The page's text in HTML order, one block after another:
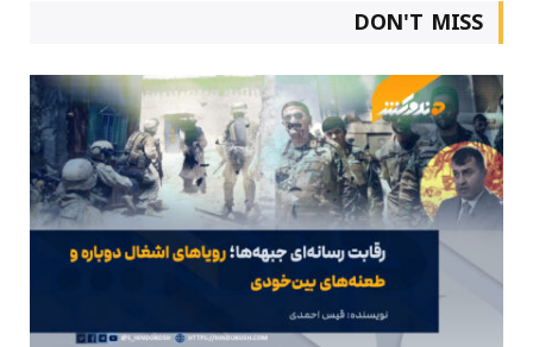
DON'T MISS